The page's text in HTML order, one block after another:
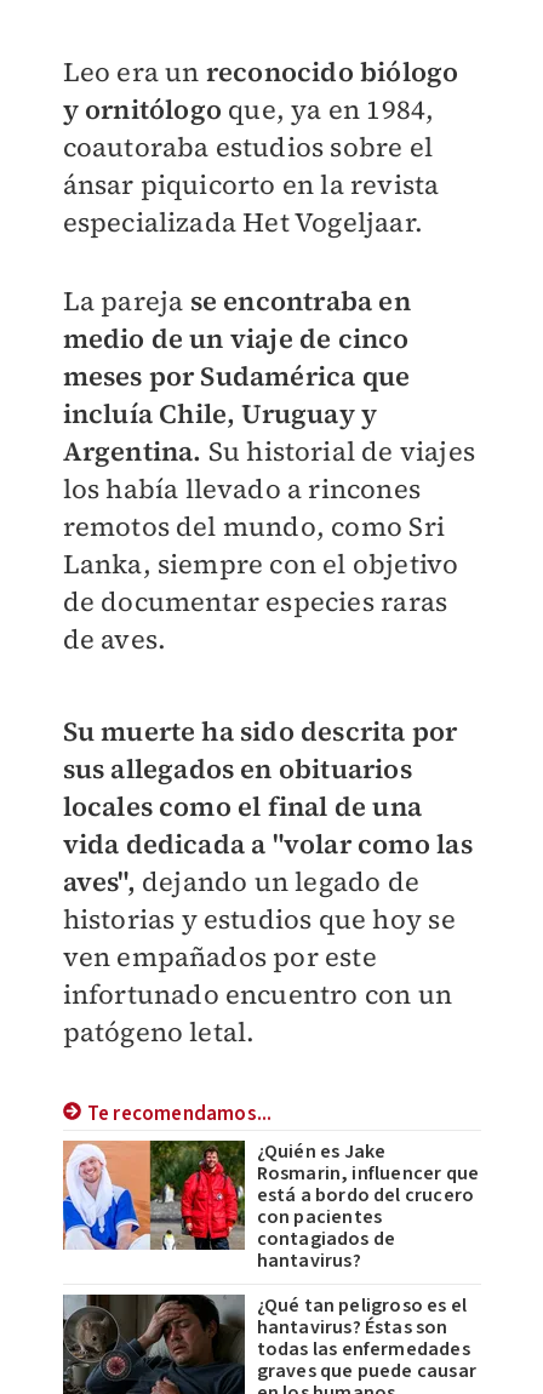
Leo era un reconocido biólogo
y ornitólogo que, ya en 1984,
coautoraba estudios sobre el
ánsar piquicorto en la revista
especializada Het Vogeljaar.
La pareja se encontraba en
medio de un viaje de cinco
meses por Sudamérica que
incluía Chile, Uruguay y
Argentina. Su historial de viajes
los había llevado a rincones
remotos del mundo, como Sri
Lanka, siempre con el objetivo
de documentar especies raras
de aves.
Su muerte ha sido descrita por
sus allegados en obituarios
locales como el final de una
vida dedicada a "volar como las
aves", dejando un legado de
historias y estudios que hoy se
ven empañados por este
infortunado encuentro con un
patógeno letal.
Te recomendamos...
¿Quién es Jake
Rosmarin, influencer que
está a bordo del crucero
con pacientes
contagiados de
hantavirus?
¿Qué tan peligroso es el
hantavirus? Éstas son
todas las enfermedades
graves que puede causar